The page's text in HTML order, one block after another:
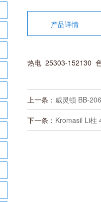
产品详情
热电 25303-152130
上一条： 威灵顿 BB-
下一条： Kromasil Li柱